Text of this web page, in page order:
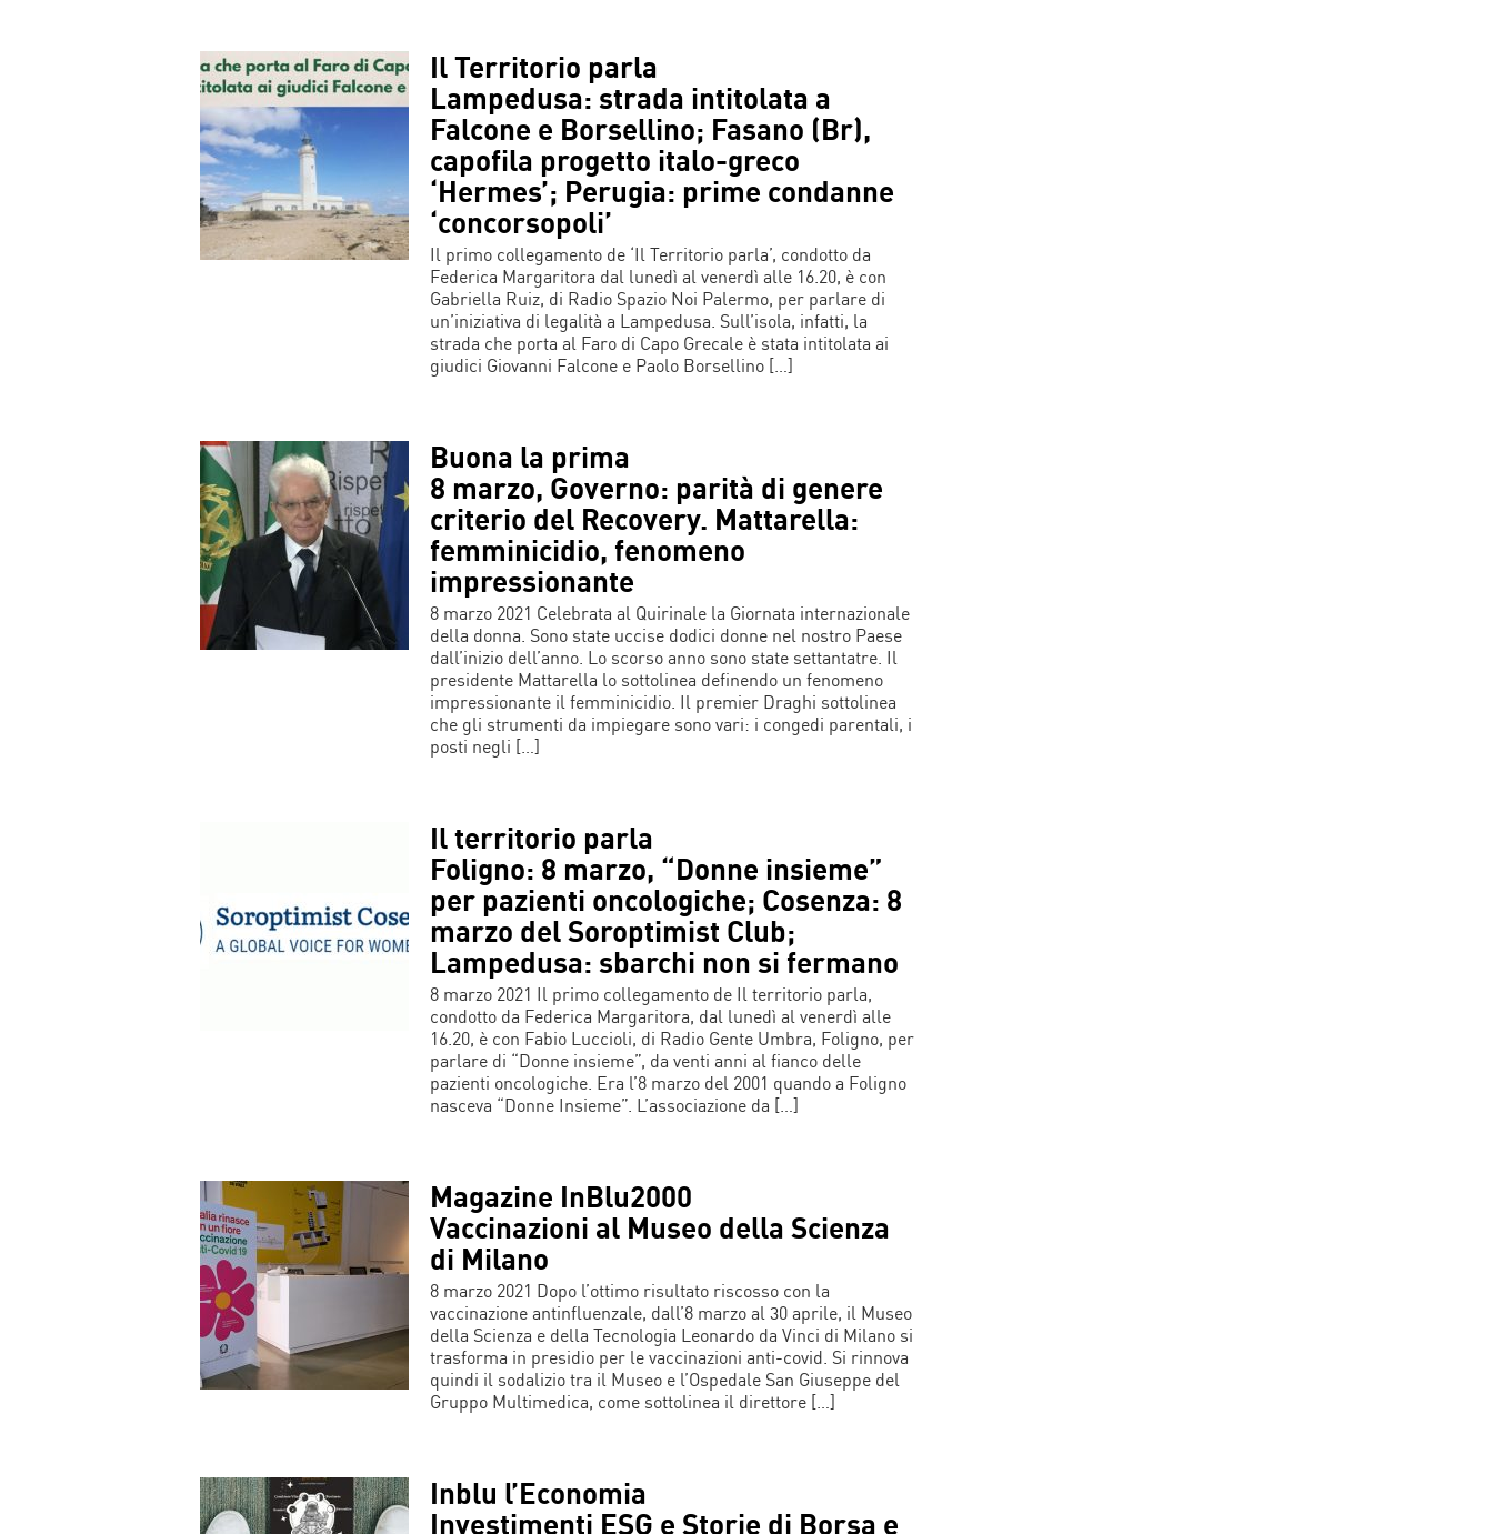
Il Territorio parla
Lampedusa: strada intitolata a
Falcone e Borsellino; Fasano (Br),
capofila progetto italo-greco
‘Hermes’; Perugia: prime condanne
‘concorsopoli’
Il primo collegamento de ‘Il Territorio parla’, condotto da
Federica Margaritora dal lunedì al venerdì alle 16.20, è con
Gabriella Ruiz, di Radio Spazio Noi Palermo, per parlare di
un’iniziativa di legalità a Lampedusa. Sull’isola, infatti, la
strada che porta al Faro di Capo Grecale è stata intitolata ai
giudici Giovanni Falcone e Paolo Borsellino […]
Buona la prima
8 marzo, Governo: parità di genere
criterio del Recovery. Mattarella:
femminicidio, fenomeno
impressionante
8 marzo 2021 Celebrata al Quirinale la Giornata internazionale
della donna. Sono state uccise dodici donne nel nostro Paese
dall’inizio dell’anno. Lo scorso anno sono state settantatre. Il
presidente Mattarella lo sottolinea definendo un fenomeno
impressionante il femminicidio. Il premier Draghi sottolinea
che gli strumenti da impiegare sono vari: i congedi parentali, i
posti negli […]
Il territorio parla
Foligno: 8 marzo, “Donne insieme”
per pazienti oncologiche; Cosenza: 8
marzo del Soroptimist Club;
Lampedusa: sbarchi non si fermano
8 marzo 2021 Il primo collegamento de Il territorio parla,
condotto da Federica Margaritora, dal lunedì al venerdì alle
16.20, è con Fabio Luccioli, di Radio Gente Umbra, Foligno, per
parlare di “Donne insieme”, da venti anni al fianco delle
pazienti oncologiche. Era l’8 marzo del 2001 quando a Foligno
nasceva “Donne Insieme”. L’associazione da […]
Magazine InBlu2000
Vaccinazioni al Museo della Scienza
di Milano
8 marzo 2021 Dopo l’ottimo risultato riscosso con la
vaccinazione antinfluenzale, dall’8 marzo al 30 aprile, il Museo
della Scienza e della Tecnologia Leonardo da Vinci di Milano si
trasforma in presidio per le vaccinazioni anti-covid. Si rinnova
quindi il sodalizio tra il Museo e l’Ospedale San Giuseppe del
Gruppo Multimedica, come sottolinea il direttore […]
Inblu l’Economia
Investimenti ESG e Storie di Borsa e